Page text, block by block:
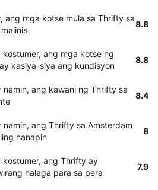
ang mga kotse mula sa Thrifty sa
8.8
ang mga kotse ng
kasiya-siya ang kundisyon
8.8
namin, ang kawani ng Thrifty sa
8.4
ang Thrifty sa Amsterdam
hanapin
8
kostumer, ang Thrifty ay
halaga para sa pera
7.9